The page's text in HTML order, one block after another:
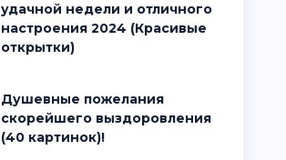
удачной недели и отличного
настроения 2024 (Красивые
открытки)
Душевные пожелания
скорейшего выздоровления
(40 картинок)!